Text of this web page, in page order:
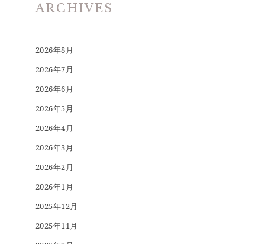
ARCHIVES
2026年8月
2026年7月
2026年6月
2026年5月
2026年4月
2026年3月
2026年2月
2026年1月
2025年12月
2025年11月